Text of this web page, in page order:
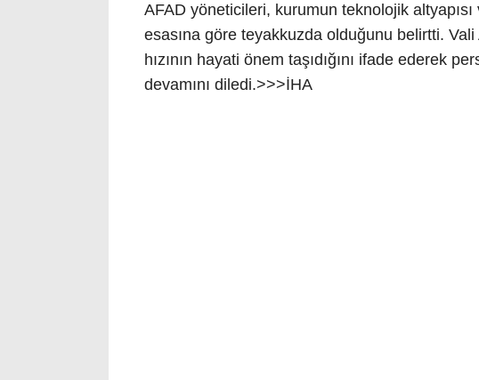
AFAD yöneticileri, kurumun teknolojik
esasına göre teyakkuzda olduğunu belirtti.
hızının hayati önem taşıdığını ifade ederek
devamını diledi.>>>İHA